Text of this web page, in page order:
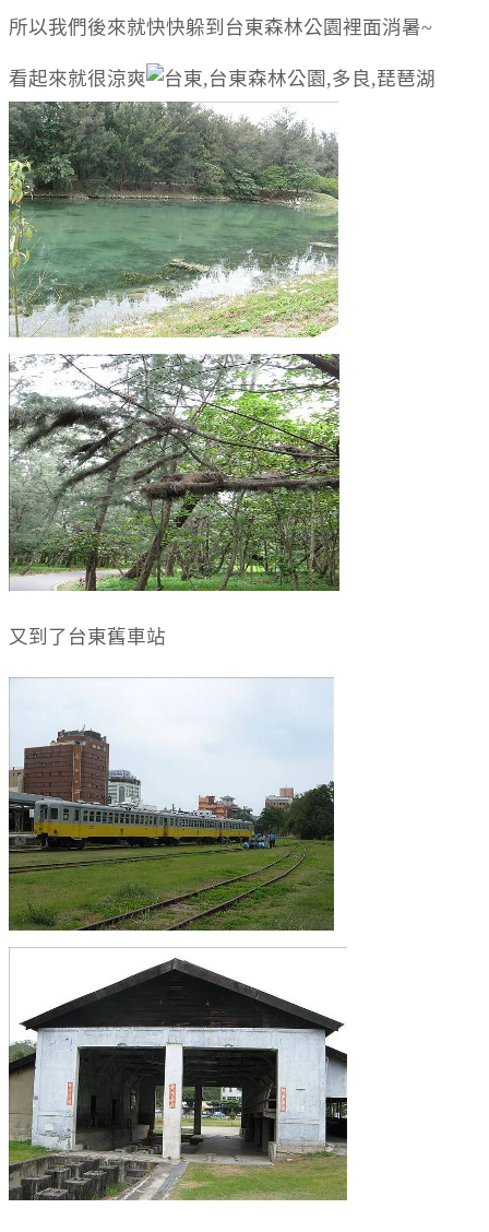
所以我們後來就快快躲到台東森林公園裡面消暑~
看起來就很涼爽
又到了台東舊車站